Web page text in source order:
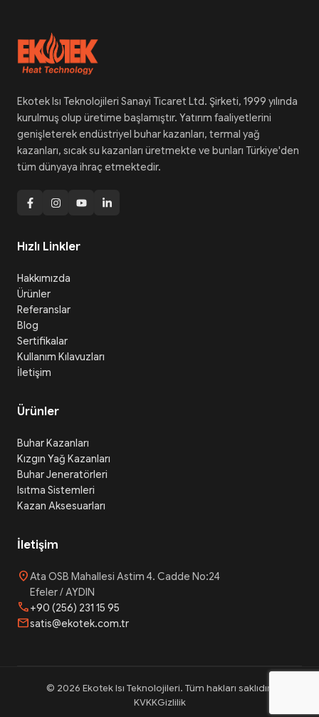
Ekotek Isı Teknolojileri Sanayi Ticaret Ltd. Şirketi, 1999 yılında
kurulmuş olup üretime başlamıştır. Yatırım faaliyetlerini
genişleterek endüstriyel buhar kazanları, termal yağ
kazanları, sıcak su kazanları üretmekte ve bunları Türkiye'den
tüm dünyaya ihraç etmektedir.
Hızlı Linkler
Hakkımızda
Ürünler
Referanslar
Blog
Sertifikalar
Kullanım Kılavuzları
İletişim
Ürünler
Buhar Kazanları
Kızgın Yağ Kazanları
Buhar Jeneratörleri
Isıtma Sistemleri
Kazan Aksesuarları
İletişim
location_onAta OSB Mahallesi Astim 4. Cadde No:24
Efeler / AYDIN
phone+90 (256) 231 15 95
mailsatis@ekotek.com.tr
© 2026 Ekotek Isı Teknolojileri. Tüm hakları saklıdır.
KVKKGizlilik